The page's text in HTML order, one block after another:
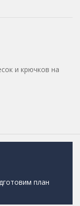
и крючков на
план